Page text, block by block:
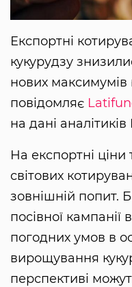
Експортні
кукурудзу
нових
повідомляє
на дані
На експортні
світових
зовнішній попит.
посівної
погодних умов в
вирощування
перспективі